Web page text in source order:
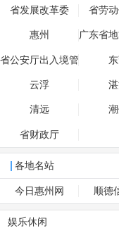
省发展改革委 省劳
惠州 广东省
省公安厅出入境管
理处
云浮
清远 潮
省财政厅
各地名站
今日惠州网 顺德
娱乐休闲